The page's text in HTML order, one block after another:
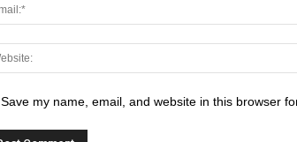
Save my name, email, and website in this browser